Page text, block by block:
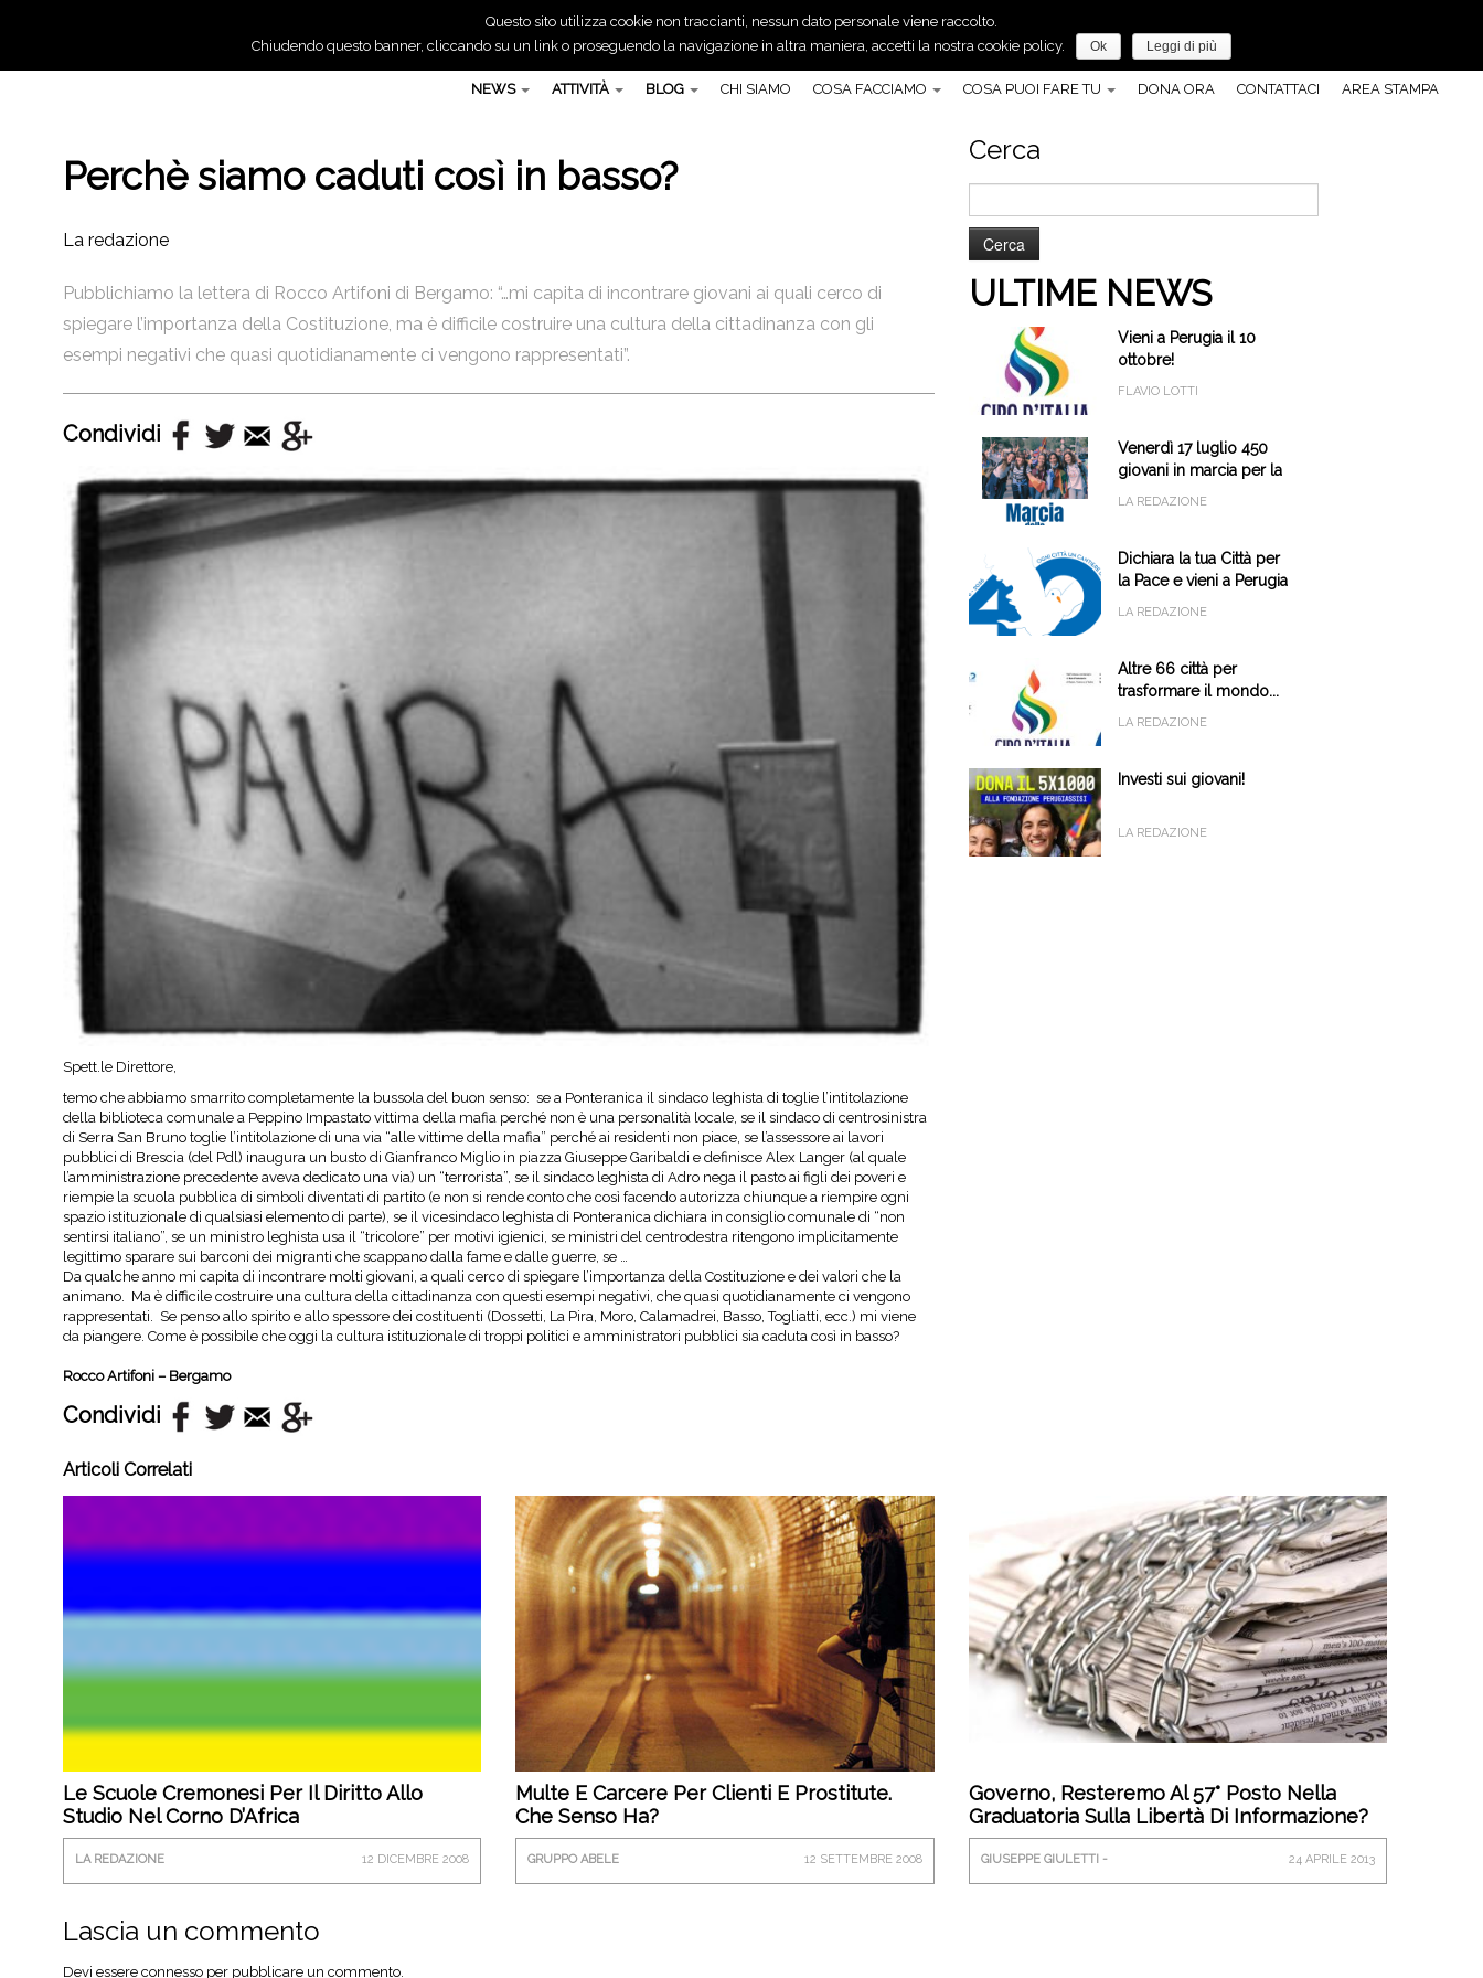
Anche tu, puoi fare molto per la pace!
NEWS ATTIVITÀ BLOG CHI SIAMO COSA FACCIAMO COSA PUOI FARE TU DONA ORA CONTATTACI AREA STAMPA
Perchè siamo caduti così in basso?
La redazione
Pubblichiamo la lettera di Rocco Artifoni di Bergamo: “…mi capita di incontrare giovani ai quali cerco di
spiegare l’importanza della Costituzione, ma è difficile costruire una cultura della cittadinanza con gli
esempi negativi che quasi quotidianamente ci vengono rappresentati”.
Condividi
Spett.le Direttore,
temo che abbiamo smarrito completamente la bussola del buon senso: se a Ponteranica il sindaco leghista di toglie l’intitolazione
della biblioteca comunale a Peppino Impastato vittima della mafia perché non è una personalità locale, se il sindaco di centrosinistra
di Serra San Bruno toglie l’intitolazione di una via “alle vittime della mafia” perché ai residenti non piace, se l’assessore ai lavori
pubblici di Brescia (del Pdl) inaugura un busto di Gianfranco Miglio in piazza Giuseppe Garibaldi e definisce Alex Langer (al quale
l’amministrazione precedente aveva dedicato una via) un “terrorista”, se il sindaco leghista di Adro nega il pasto ai figli dei poveri e
riempie la scuola pubblica di simboli diventati di partito (e non si rende conto che così facendo autorizza chiunque a riempire ogni
spazio istituzionale di qualsiasi elemento di parte), se il vicesindaco leghista di Ponteranica dichiara in consiglio comunale di “non
sentirsi italiano”, se un ministro leghista usa il “tricolore” per motivi igienici, se ministri del centrodestra ritengono implicitamente
legittimo sparare sui barconi dei migranti che scappano dalla fame e dalle guerre, se …
Da qualche anno mi capita di incontrare molti giovani, a quali cerco di spiegare l’importanza della Costituzione e dei valori che la
animano. Ma è difficile costruire una cultura della cittadinanza con questi esempi negativi, che quasi quotidianamente ci vengono
rappresentati. Se penso allo spirito e allo spessore dei costituenti (Dossetti, La Pira, Moro, Calamadrei, Basso, Togliatti, ecc.) mi viene
da piangere. Come è possibile che oggi la cultura istituzionale di troppi politici e amministratori pubblici sia caduta così in basso?
Rocco Artifoni – Bergamo
Cerca
per:
ULTIME NEWS
Vieni a Perugia il 10
ottobre!
FLAVIO LOTTI
Venerdì 17 luglio 450
giovani in marcia per la
LA REDAZIONE
Dichiara la tua Città per
la Pace e vieni a Perugia
LA REDAZIONE
Altre 66 città per
trasformare il mondo...
LA REDAZIONE
Investi sui giovani!
LA REDAZIONE
Condividi
Articoli Correlati
Le Scuole Cremonesi Per Il Diritto Allo
Studio Nel Corno D’Africa
LA REDAZIONE 12 DICEMBRE 2008
Multe E Carcere Per Clienti E Prostitute.
Che Senso Ha?
GRUPPO ABELE 12 SETTEMBRE 2008
Governo, Resteremo Al 57° Posto Nella
Graduatoria Sulla Libertà Di Informazione?
GIUSEPPE GIULETTI -
24 APRILE 2013
Lascia un commento
Devi essere connesso per pubblicare un commento.
Questo sito utilizza cookie non traccianti, nessun dato personale viene raccolto.
Chiudendo questo banner, cliccando su un link o proseguendo la navigazione in altra maniera, accetti la nostra cookie policy.
Ok Leggi di più